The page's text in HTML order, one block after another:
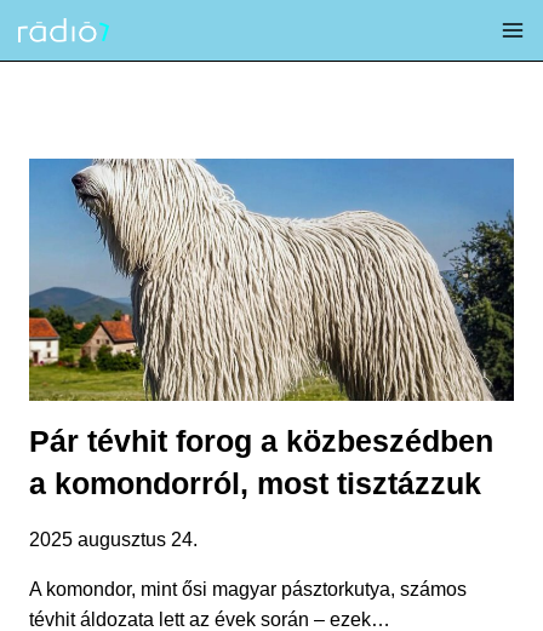
Pár tévhit forog a közbeszédben
a komondorról, most tisztázzuk
2025 augusztus 24.
A komondor, mint ősi magyar pásztorkutya, számos
tévhit áldozata lett az évek során – ezek…